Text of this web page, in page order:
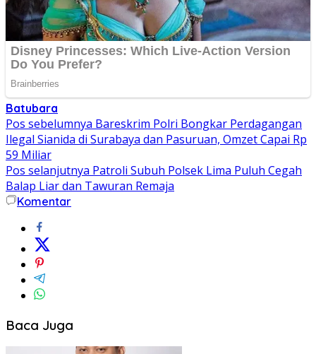
Batubara
Navigasi
pos
Pos sebelumnya Bareskrim Polri Bongkar Perdagangan
Ilegal Sianida di Surabaya dan Pasuruan, Omzet Capai Rp
59 Miliar
Pos selanjutnya Patroli Subuh Polsek Lima Puluh Cegah
Balap Liar dan Tawuran Remaja
Komentar
Baca Juga